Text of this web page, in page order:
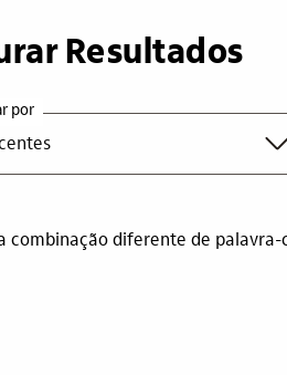
por
Resultados
combinação diferente de